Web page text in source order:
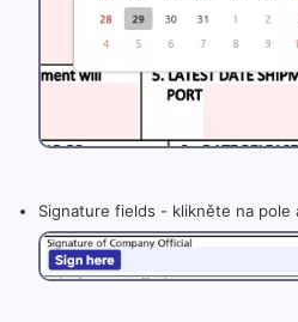
Signature fields - klikněte na pole